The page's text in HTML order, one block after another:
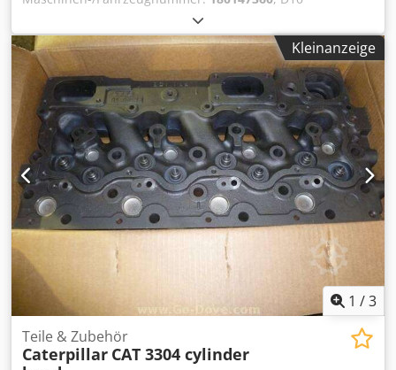
Steuerkupplung * neu überholt * Dodohyuy Ejpfx Aclsck
Weitere Informationen Typ: Getriebe, Allgemeiner Zustand:
sehr gut, Technischer Zustand: sehr gut, Optischer
Zustand: sehr gut,
Kleinanzeige
1 /3
Teile & Zubehör
Caterpillar CAT 3304 cylinder